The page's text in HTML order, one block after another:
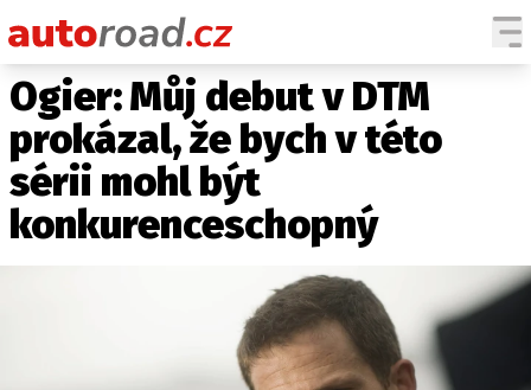
AUTA
TESTY AUT
NOVINKY
EKO
HISTORIE
ZAJÍMAVOSTI
TECHNIKA
Ogier: Můj debut v DTM
prokázal, že bych v této
sérii mohl být
konkurenceschopný